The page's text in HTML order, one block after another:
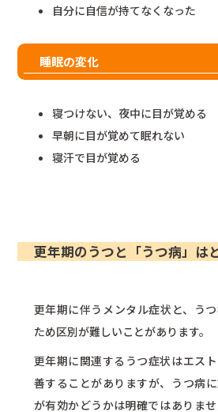
自分に自信が持てなくなった
睡眠の変化
寝つけない、夜中に目が覚める
早朝に目が覚めて眠れない
寝汗で目が覚める
更年期のうつと「うつ病」は
更年期に伴うメンタル症状と、う
ため区別が難しいことがあります。
更年期に関連するうつ症状はエス
善することがありますが、うつ病
が有効かどうかは明確ではありま